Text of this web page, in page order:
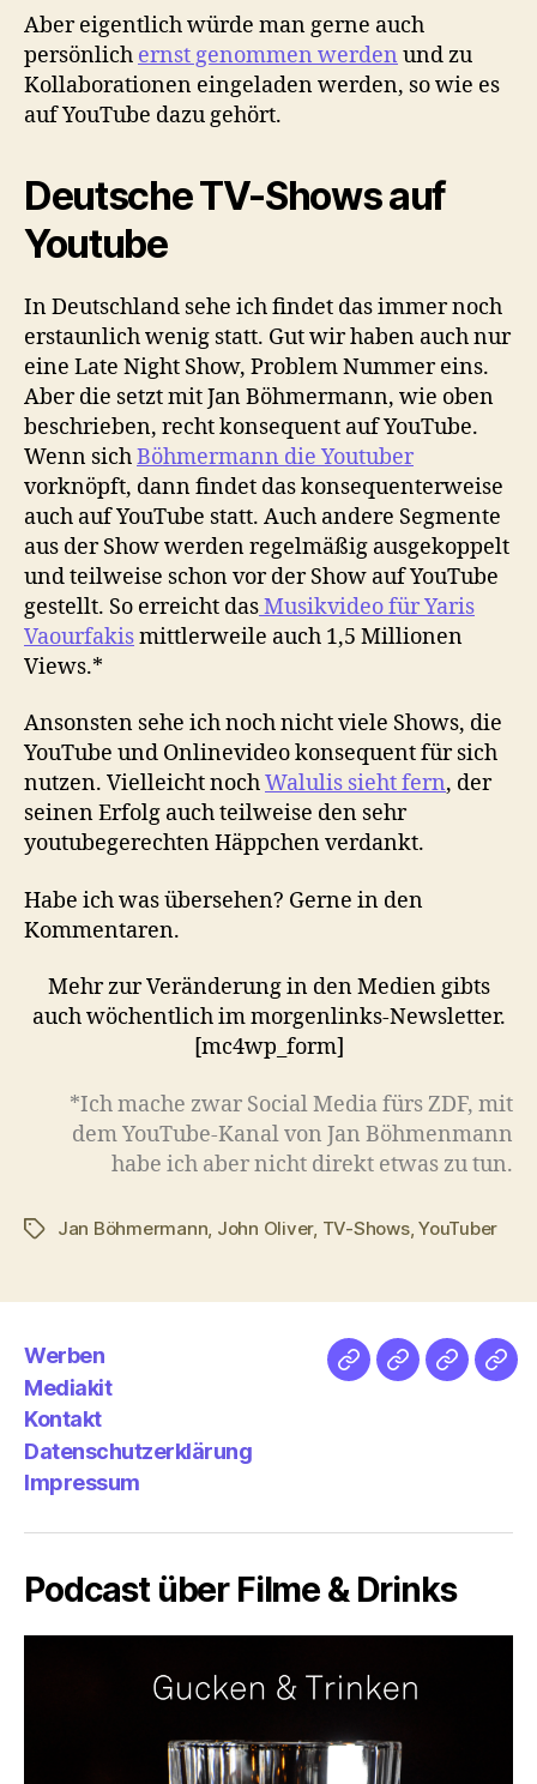
Aber eigentlich würde man gerne auch
persönlich ernst genommen werden und zu
Kollaborationen eingeladen werden, so wie es
auf YouTube dazu gehört.
Deutsche TV-Shows auf
Youtube
In Deutschland sehe ich findet das immer noch
erstaunlich wenig statt. Gut wir haben auch nur
eine Late Night Show, Problem Nummer eins.
Aber die setzt mit Jan Böhmermann, wie oben
beschrieben, recht konsequent auf YouTube.
Wenn sichBöhmermann die Youtuber
vorknöpft, dann findet das konsequenterweise
auch auf YouTube statt. Auch andere Segmente
aus der Show werden regelmäßig ausgekoppelt
und teilweise schon vor der Show auf YouTube
gestellt. So erreicht dasMusikvideo für Yaris
Vaourfakismittlerweile auch 1,5 Millionen
Views.*
Ansonsten sehe ich noch nicht viele Shows, die
YouTube und Onlinevideo konsequent für sich
nutzen. Vielleicht nochWalulis sieht fern, der
seinen Erfolg auch teilweise den sehr
youtubegerechten Häppchen verdankt.
Habe ich was übersehen? Gerne in den
Kommentaren.
Mehr zur Veränderung in den Medien gibts
auch wöchentlich im morgenlinks-Newsletter.
[mc4wp_form]
*Ich mache zwar Social Media fürs ZDF, mit
dem YouTube-Kanal von Jan Böhmenmann
habe ich aber nicht direkt etwas zu tun.
Schlagwörter
Jan Böhmermann, John Oliver, TV-Shows,YouTuber
Werben
Mediakit
Kontakt
Datenschutzerklärung
Impressum
NetzMedien
Podcast über Filme & Drinks